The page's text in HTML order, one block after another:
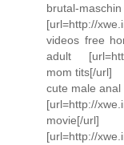
brutal-maschin
[url=http://
videos free
adult
mom tits[/url]
cute male
[url=http://
movie[/
[url=http://